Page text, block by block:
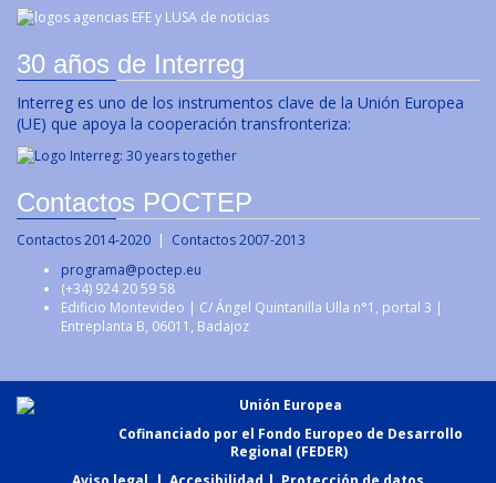
30 años de Interreg
Interreg es uno de los instrumentos clave de la Unión Europea
(UE) que apoya la cooperación transfronteriza:
Contactos POCTEP
Contactos 2014-2020 | Contactos 2007-2013
programa@poctep.eu
(+34) 924 20 59 58
Edificio Montevideo | C/ Ángel Quintanilla Ulla n°1, portal 3 |
Entreplanta B, 06011, Badajoz
Unión Europea
Cofinanciado por el Fondo Europeo de Desarrollo
Regional (FEDER)